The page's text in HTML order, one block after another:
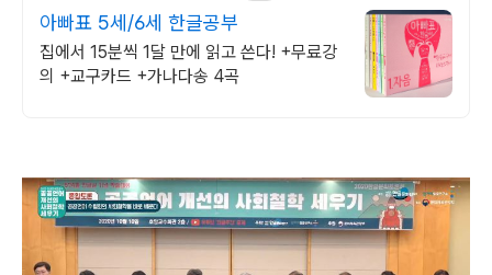
아빠표 5세/6세 한글공부
집에서 15분씩 1달 만에 읽고 쓴다! +무료강
의 +교구카드 +가나다송 4곡